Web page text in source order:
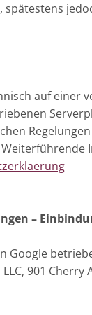
auf einer
–
Google
901 Cherry